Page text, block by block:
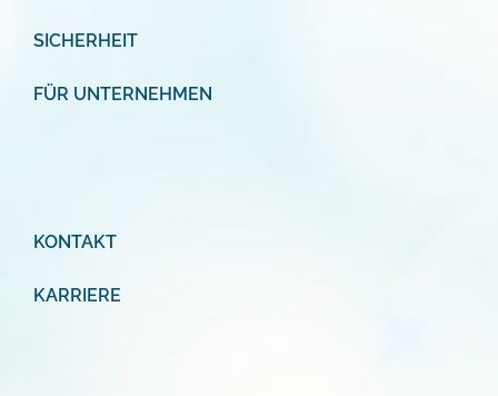
SICHERHEIT
FÜR UNTERNEHMEN
KONTAKT
KARRIERE